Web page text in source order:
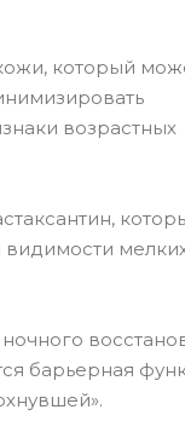
который
возрастных
видимости
барьерная